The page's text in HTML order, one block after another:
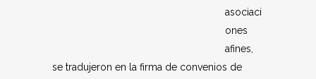
asociaci
ones
afines,
se tradujeron en la firma de convenios de